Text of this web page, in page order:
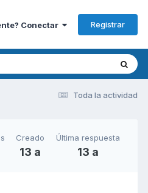
Conectar Registrar
Toda la actividad
Creado
13 a
Última respuesta
13 a